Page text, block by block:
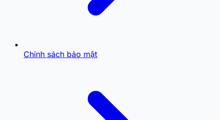
Chính sách bảo mật